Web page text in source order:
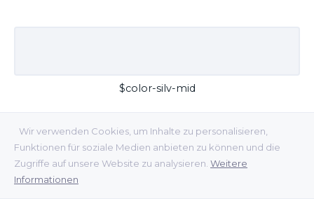
Wir verwenden Cookies, um Inhalte zu personalisieren,
Funktionen für soziale Medien anbieten zu können und die
Zugriffe auf unsere Website zu analysieren. Weitere
Informationen
$color-silv-mid